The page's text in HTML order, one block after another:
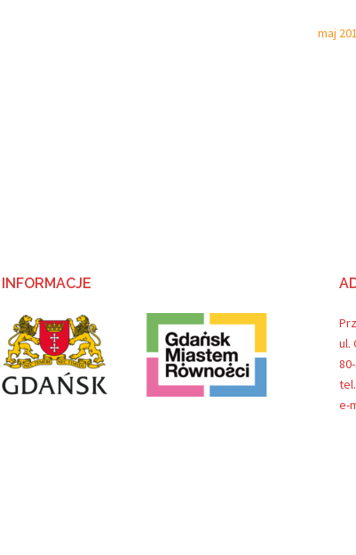
maj
INFORMACJE
ul.
e-